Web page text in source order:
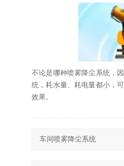
不论是哪种喷雾降尘系统，
统，耗水量、耗电量都小，
效果。